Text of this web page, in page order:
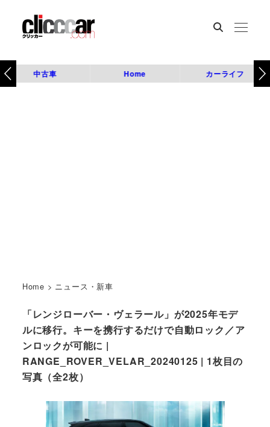
中古車 Home カーライフ
Home > ニュース・新車
「レンジローバー・ヴェラール」が2025年モデ
ルに移行。キーを携行するだけで自動ロック／ア
ンロックが可能に |
RANGE_ROVER_VELAR_20240125 | 1枚目の
写真（全2枚）